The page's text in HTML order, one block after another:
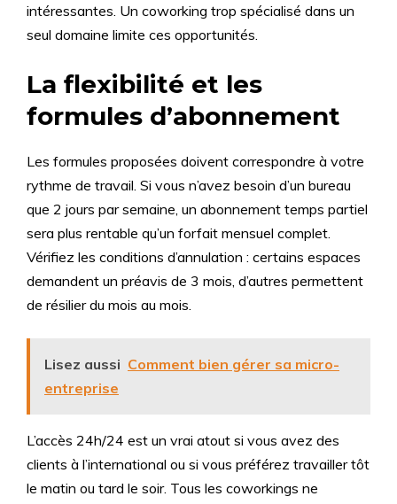
intéressantes. Un coworking trop spécialisé dans un
seul domaine limite ces opportunités.
La flexibilité et les
formules d’abonnement
Les formules proposées doivent correspondre à votre
rythme de travail. Si vous n’avez besoin d’un bureau
que 2 jours par semaine, un abonnement temps partiel
sera plus rentable qu’un forfait mensuel complet.
Vérifiez les conditions d’annulation : certains espaces
demandent un préavis de 3 mois, d’autres permettent
de résilier du mois au mois.
Lisez aussi Comment bien gérer sa micro-
entreprise
L’accès 24h/24 est un vrai atout si vous avez des
clients à l’international ou si vous préférez travailler tôt
le matin ou tard le soir. Tous les coworkings ne